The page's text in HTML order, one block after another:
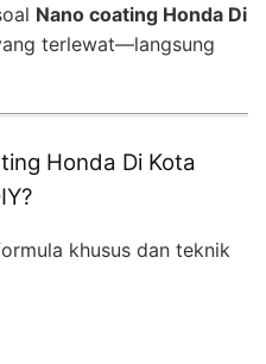
Nano coating Honda Di
terlewat—langsung
Honda Di Kota
khusus dan teknik